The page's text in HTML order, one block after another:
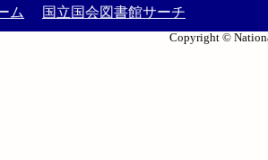
ム 国立国会図書館サーチ
Copyright ©